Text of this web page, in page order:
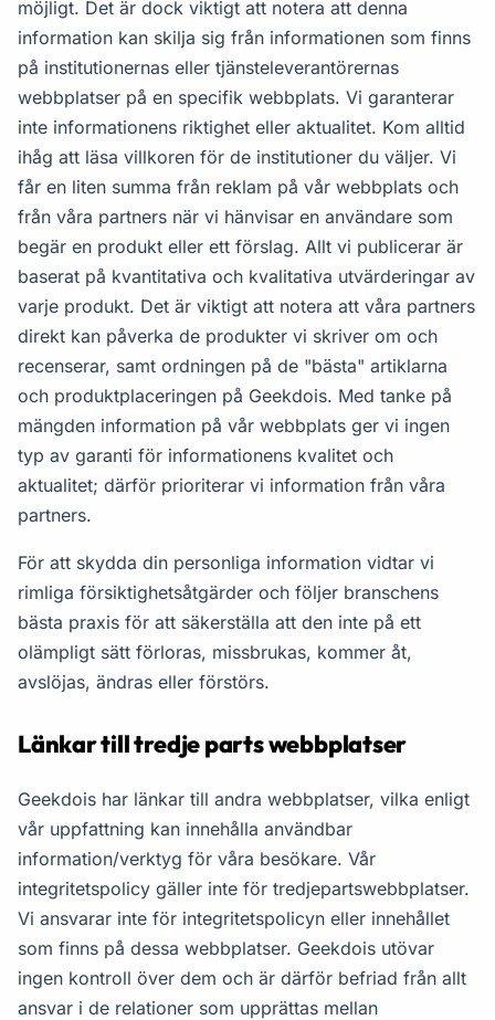
möjligt. Det är dock viktigt att notera att denna
information kan skilja sig från informationen som finns
på institutionernas eller tjänsteleverantörernas
webbplatser på en specifik webbplats. Vi garanterar
inte informationens riktighet eller aktualitet. Kom alltid
ihåg att läsa villkoren för de institutioner du väljer. Vi
får en liten summa från reklam på vår webbplats och
från våra partners när vi hänvisar en användare som
begär en produkt eller ett förslag. Allt vi publicerar är
baserat på kvantitativa och kvalitativa utvärderingar av
varje produkt. Det är viktigt att notera att våra partners
direkt kan påverka de produkter vi skriver om och
recenserar, samt ordningen på de "bästa" artiklarna
och produktplaceringen på Geekdois. Med tanke på
mängden information på vår webbplats ger vi ingen
typ av garanti för informationens kvalitet och
aktualitet; därför prioriterar vi information från våra
partners.
För att skydda din personliga information vidtar vi
rimliga försiktighetsåtgärder och följer branschens
bästa praxis för att säkerställa att den inte på ett
olämpligt sätt förloras, missbrukas, kommer åt,
avslöjas, ändras eller förstörs.
Länkar till tredje parts webbplatser
Geekdois har länkar till andra webbplatser, vilka enligt
vår uppfattning kan innehålla användbar
information/verktyg för våra besökare. Vår
integritetspolicy gäller inte för tredjepartswebbplatser.
Vi ansvarar inte för integritetspolicyn eller innehållet
som finns på dessa webbplatser. Geekdois utövar
ingen kontroll över dem och är därför befriad från allt
ansvar i de relationer som upprättas mellan